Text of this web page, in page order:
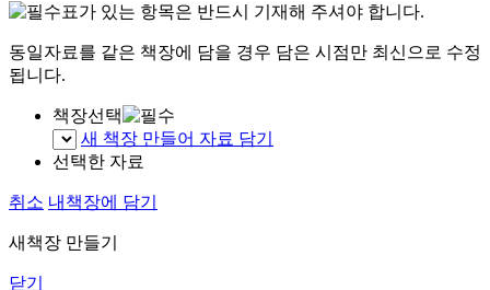
표가 있는 항목은 반드시 기재해 주셔야 합니다.
동일자료를 같은 책장에 담을 경우 담은 시점만 최신으로 수정
됩니다.
책장선택
새 책장 만들어 자료 담기
선택한 자료
취소 내책장에 담기
새책장 만들기
닫기